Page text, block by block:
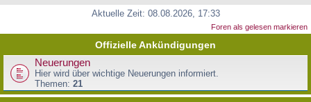
c
Aktuelle Zeit: 08.08.2026, 17:33
Foren als gelesen markieren
Offizielle Ankündigungen
Neuerungen
Hier wird über wichtige Neuerungen informiert.
Themen: 21